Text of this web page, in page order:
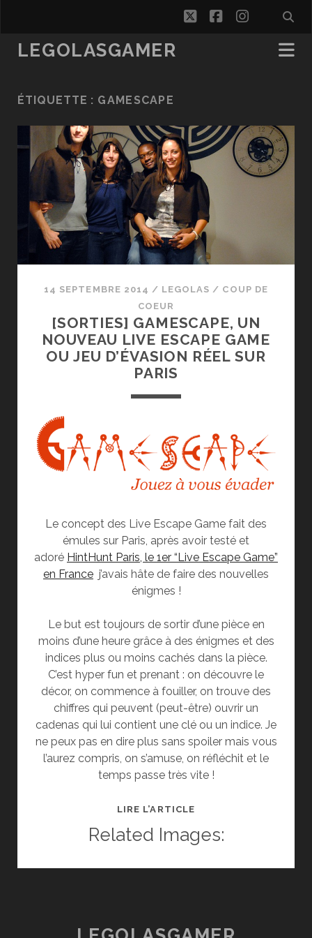
twitterfacebook
LEGOLASGAMER
ÉTIQUETTE : GAMESCAPE
14 SEPTEMBRE 2014 / LEGOLAS / COUP DE
COEUR
[SORTIES] GAMESCAPE, UN
NOUVEAU LIVE ESCAPE GAME
OU JEU D’ÉVASION RÉEL SUR
PARIS
Le concept des Live Escape Game fait des
émules sur Paris, après avoir testé et
adoré HintHunt Paris, le 1er “Live Escape Game”
en France j’avais hâte de faire des nouvelles
énigmes !
Le but est toujours de sortir d’une pièce en
moins d’une heure grâce à des énigmes et des
indices plus ou moins cachés dans la pièce.
C’est hyper fun et prenant : on découvre le
décor, on commence à fouiller, on trouve des
chiffres qui peuvent (peut-être) ouvrir un
cadenas qui lui contient une clé ou un indice. Je
ne peux pas en dire plus sans spoiler mais vous
l’aurez compris, on s’amuse, on réfléchit et le
temps passe très vite !
LIRE L’ARTICLE[SORTIES]
UN
Related Images: